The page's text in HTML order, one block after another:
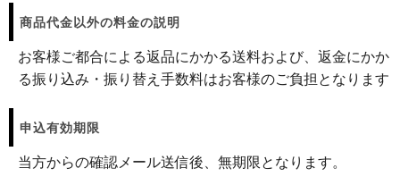
商品代金以外の料金の説明
お客様ご都合による返品にかかる送料および、返金にかか
る振り込み・振り替え手数料はお客様のご負担となります
申込有効期限
当方からの確認メール送信後、無期限となります。